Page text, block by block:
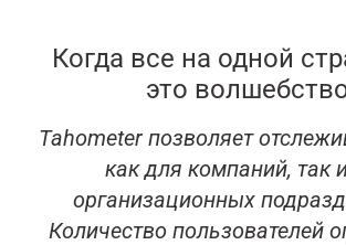
Когда все на одной
это
Tahometer позволяет
как для компаний, так
организационных
Количество пользователей